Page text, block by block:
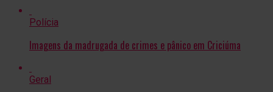
Polícia
Imagens da madrugada de crimes e pânico em Criciúma
Geral